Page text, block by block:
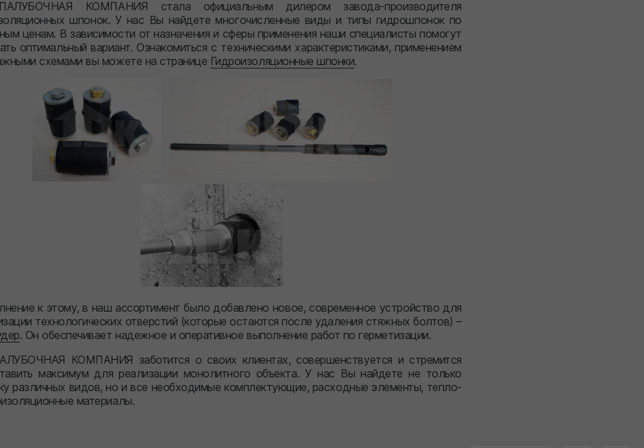
КОМПАНИЯ стала официальным дилером завода-производителя
шпонок. У нас Вы найдете многочисленные виды и типы гидрошпонок по
ценам. В зависимости от назначения и сферы применения наши специалисты помогут
оптимальный вариант. Ознакомиться с техническими характеристиками, применением
схемами вы можете на странице Гидроизоляционные шпонки.
к этому, в наш ассортимент было добавлено новое, современное устройство для
технологических отверстий (которые остаются после удаления стяжных болтов) –
. Он обеспечивает надежное и оперативное выполнение работ по герметизации.
КОМПАНИЯ заботится о своих клиентах, совершенствуется и стремится
максимум для реализации монолитного объекта. У нас Вы найдете не только
различных видов, но и все необходимые комплектующие, расходные элементы, тепло-
материалы.